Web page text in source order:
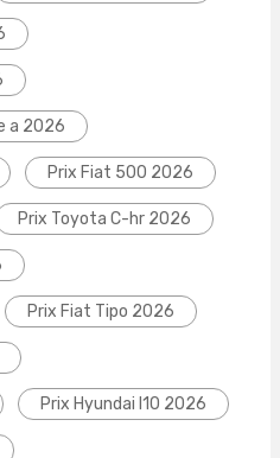
a 2026
Prix Fiat 500 2026
Prix Toyota C-hr 2026
Prix Fiat Tipo 2026
Prix Hyundai I10 2026